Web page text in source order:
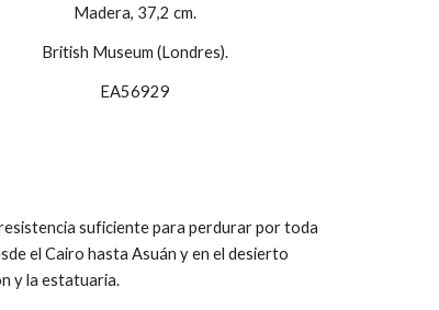
Madera, 37,2 cm.
British Museum (Londres).
EA56929
suficiente para perdurar por toda
el Cairo hasta Asuán y en el desierto
y la estatuaria.